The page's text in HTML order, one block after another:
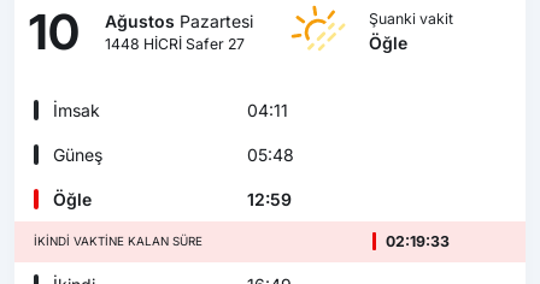
10 Ağustos Pazartesi
1448 HİCRİ Safer 27
Şuanki vakit
Öğle
İmsak 04:11
Güneş 05:48
Öğle 12:59
İKINDI VAKTINE KALAN SÜRE 02:19:31